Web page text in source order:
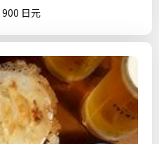
日元